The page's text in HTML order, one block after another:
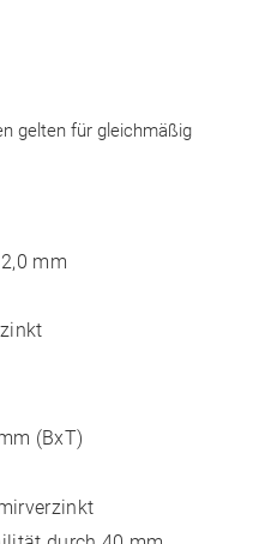
gelten für gleichmäßig
mm
(BxT)